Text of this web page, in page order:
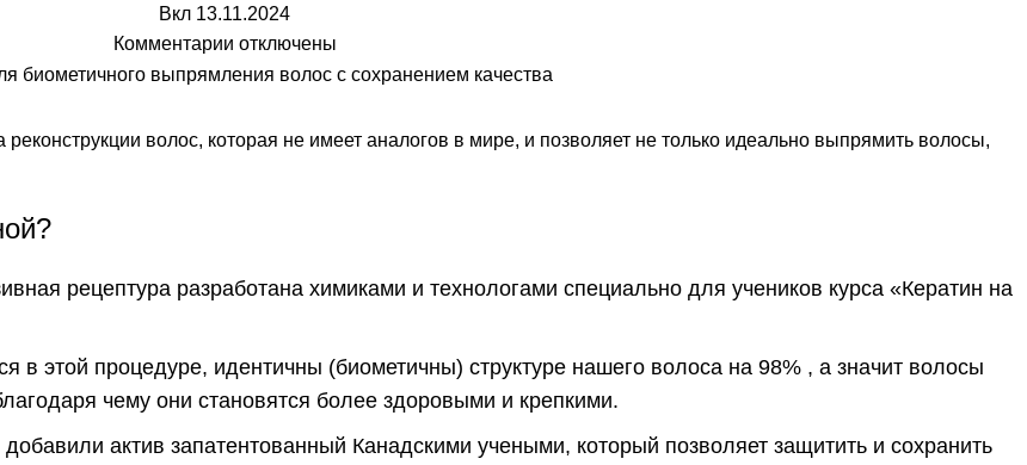
Вкл 13.11.2024
Комментарии отключены
волос, которая не имеет аналогов в мире, и позволяет не только идеально выпрямить волосы,
рецептура разработана химиками и технологами специально для учеников курса «Кератин на
в этой процедуре, идентичны (биометичны) структуре нашего волоса на 98% , а значит волосы
чему они становятся более здоровыми и крепкими.
актив запатентованный Канадскими учеными, который позволяет защитить и сохранить